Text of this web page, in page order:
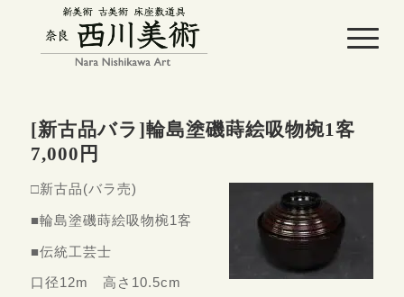
[新古品バラ]輪島塗磯蒔絵吸物椀1客
7,000円
□新古品(バラ売)
■輪島塗磯蒔絵吸物椀1客
■伝統工芸士
口径12m 高さ10.5cm